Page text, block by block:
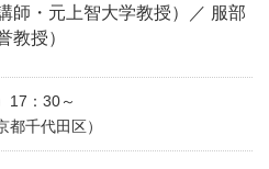
師・元上智大学教授）／ 服部
教授）
17：30～
千代田区）